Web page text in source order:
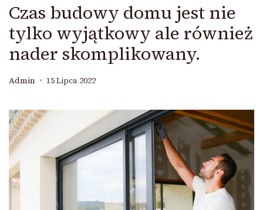
Czas budowy domu jest nie
tylko wyjątkowy ale również
nader skomplikowany.
Admin 15 Lipca 2022